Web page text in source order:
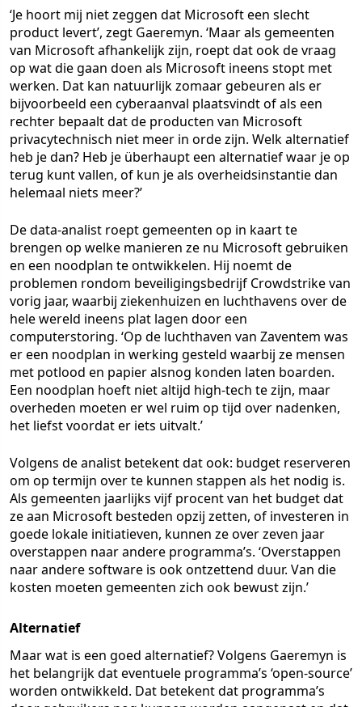
‘Je hoort mij niet zeggen dat Microsoft een slecht
product levert’, zegt Gaeremyn. ‘Maar als gemeenten
van Microsoft afhankelijk zijn, roept dat ook de vraag
op wat die gaan doen als Microsoft ineens stopt met
werken. Dat kan natuurlijk zomaar gebeuren als er
bijvoorbeeld een cyberaanval plaatsvindt of als een
rechter bepaalt dat de producten van Microsoft
privacytechnisch niet meer in orde zijn. Welk alternatief
heb je dan? Heb je überhaupt een alternatief waar je op
terug kunt vallen, of kun je als overheidsinstantie dan
helemaal niets meer?’
De data-analist roept gemeenten op in kaart te
brengen op welke manieren ze nu Microsoft gebruiken
en een noodplan te ontwikkelen. Hij noemt de
problemen rondom beveiligingsbedrijf Crowdstrike van
vorig jaar, waarbij ziekenhuizen en luchthavens over de
hele wereld ineens plat lagen door een
computerstoring. ‘Op de luchthaven van Zaventem was
er een noodplan in werking gesteld waarbij ze mensen
met potlood en papier alsnog konden laten boarden.
Een noodplan hoeft niet altijd high-tech te zijn, maar
overheden moeten er wel ruim op tijd over nadenken,
het liefst voordat er iets uitvalt.’
Volgens de analist betekent dat ook: budget reserveren
om op termijn over te kunnen stappen als het nodig is.
Als gemeenten jaarlijks vijf procent van het budget dat
ze aan Microsoft besteden opzij zetten, of investeren in
goede lokale initiatieven, kunnen ze over zeven jaar
overstappen naar andere programma’s. ‘Overstappen
naar andere software is ook ontzettend duur. Van die
kosten moeten gemeenten zich ook bewust zijn.’
Alternatief
Maar wat is een goed alternatief? Volgens Gaeremyn is
het belangrijk dat eventuele programma’s ‘open-source’
worden ontwikkeld. Dat betekent dat programma’s